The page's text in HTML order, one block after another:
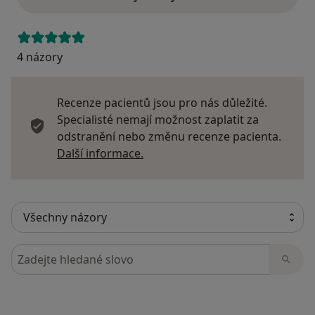
4 názory
Recenze pacientů jsou pro nás důležité.
Specialisté nemají možnost zaplatit za
odstranění nebo změnu recenze pacienta.
Další informace.
Hledejte v názorech